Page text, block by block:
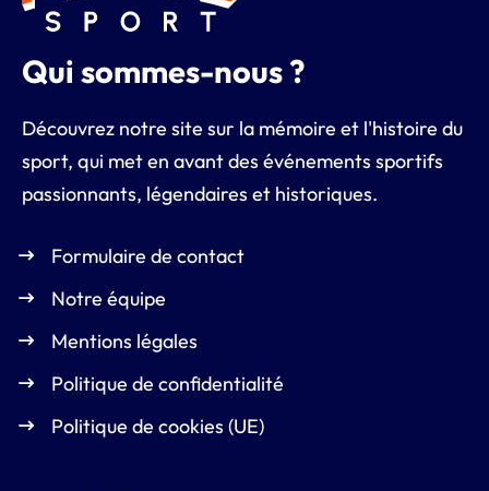
Qui sommes-nous ?
Découvrez notre site sur la mémoire et l'histoire du
sport, qui met en avant des événements sportifs
passionnants, légendaires et historiques.
Formulaire de contact
Notre équipe
Mentions légales
Politique de confidentialité
Politique de cookies (UE)